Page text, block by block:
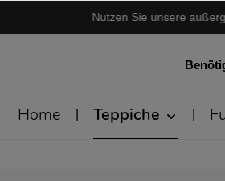
Nutzen Sie unsere
Home Teppiche